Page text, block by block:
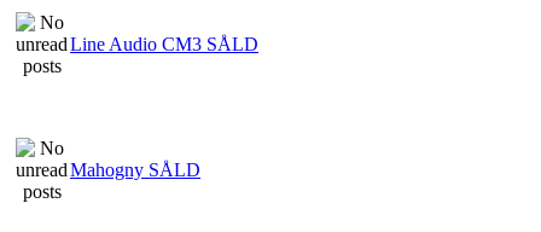
Line Audio CM3 SÅLD
Mahogny SÅLD